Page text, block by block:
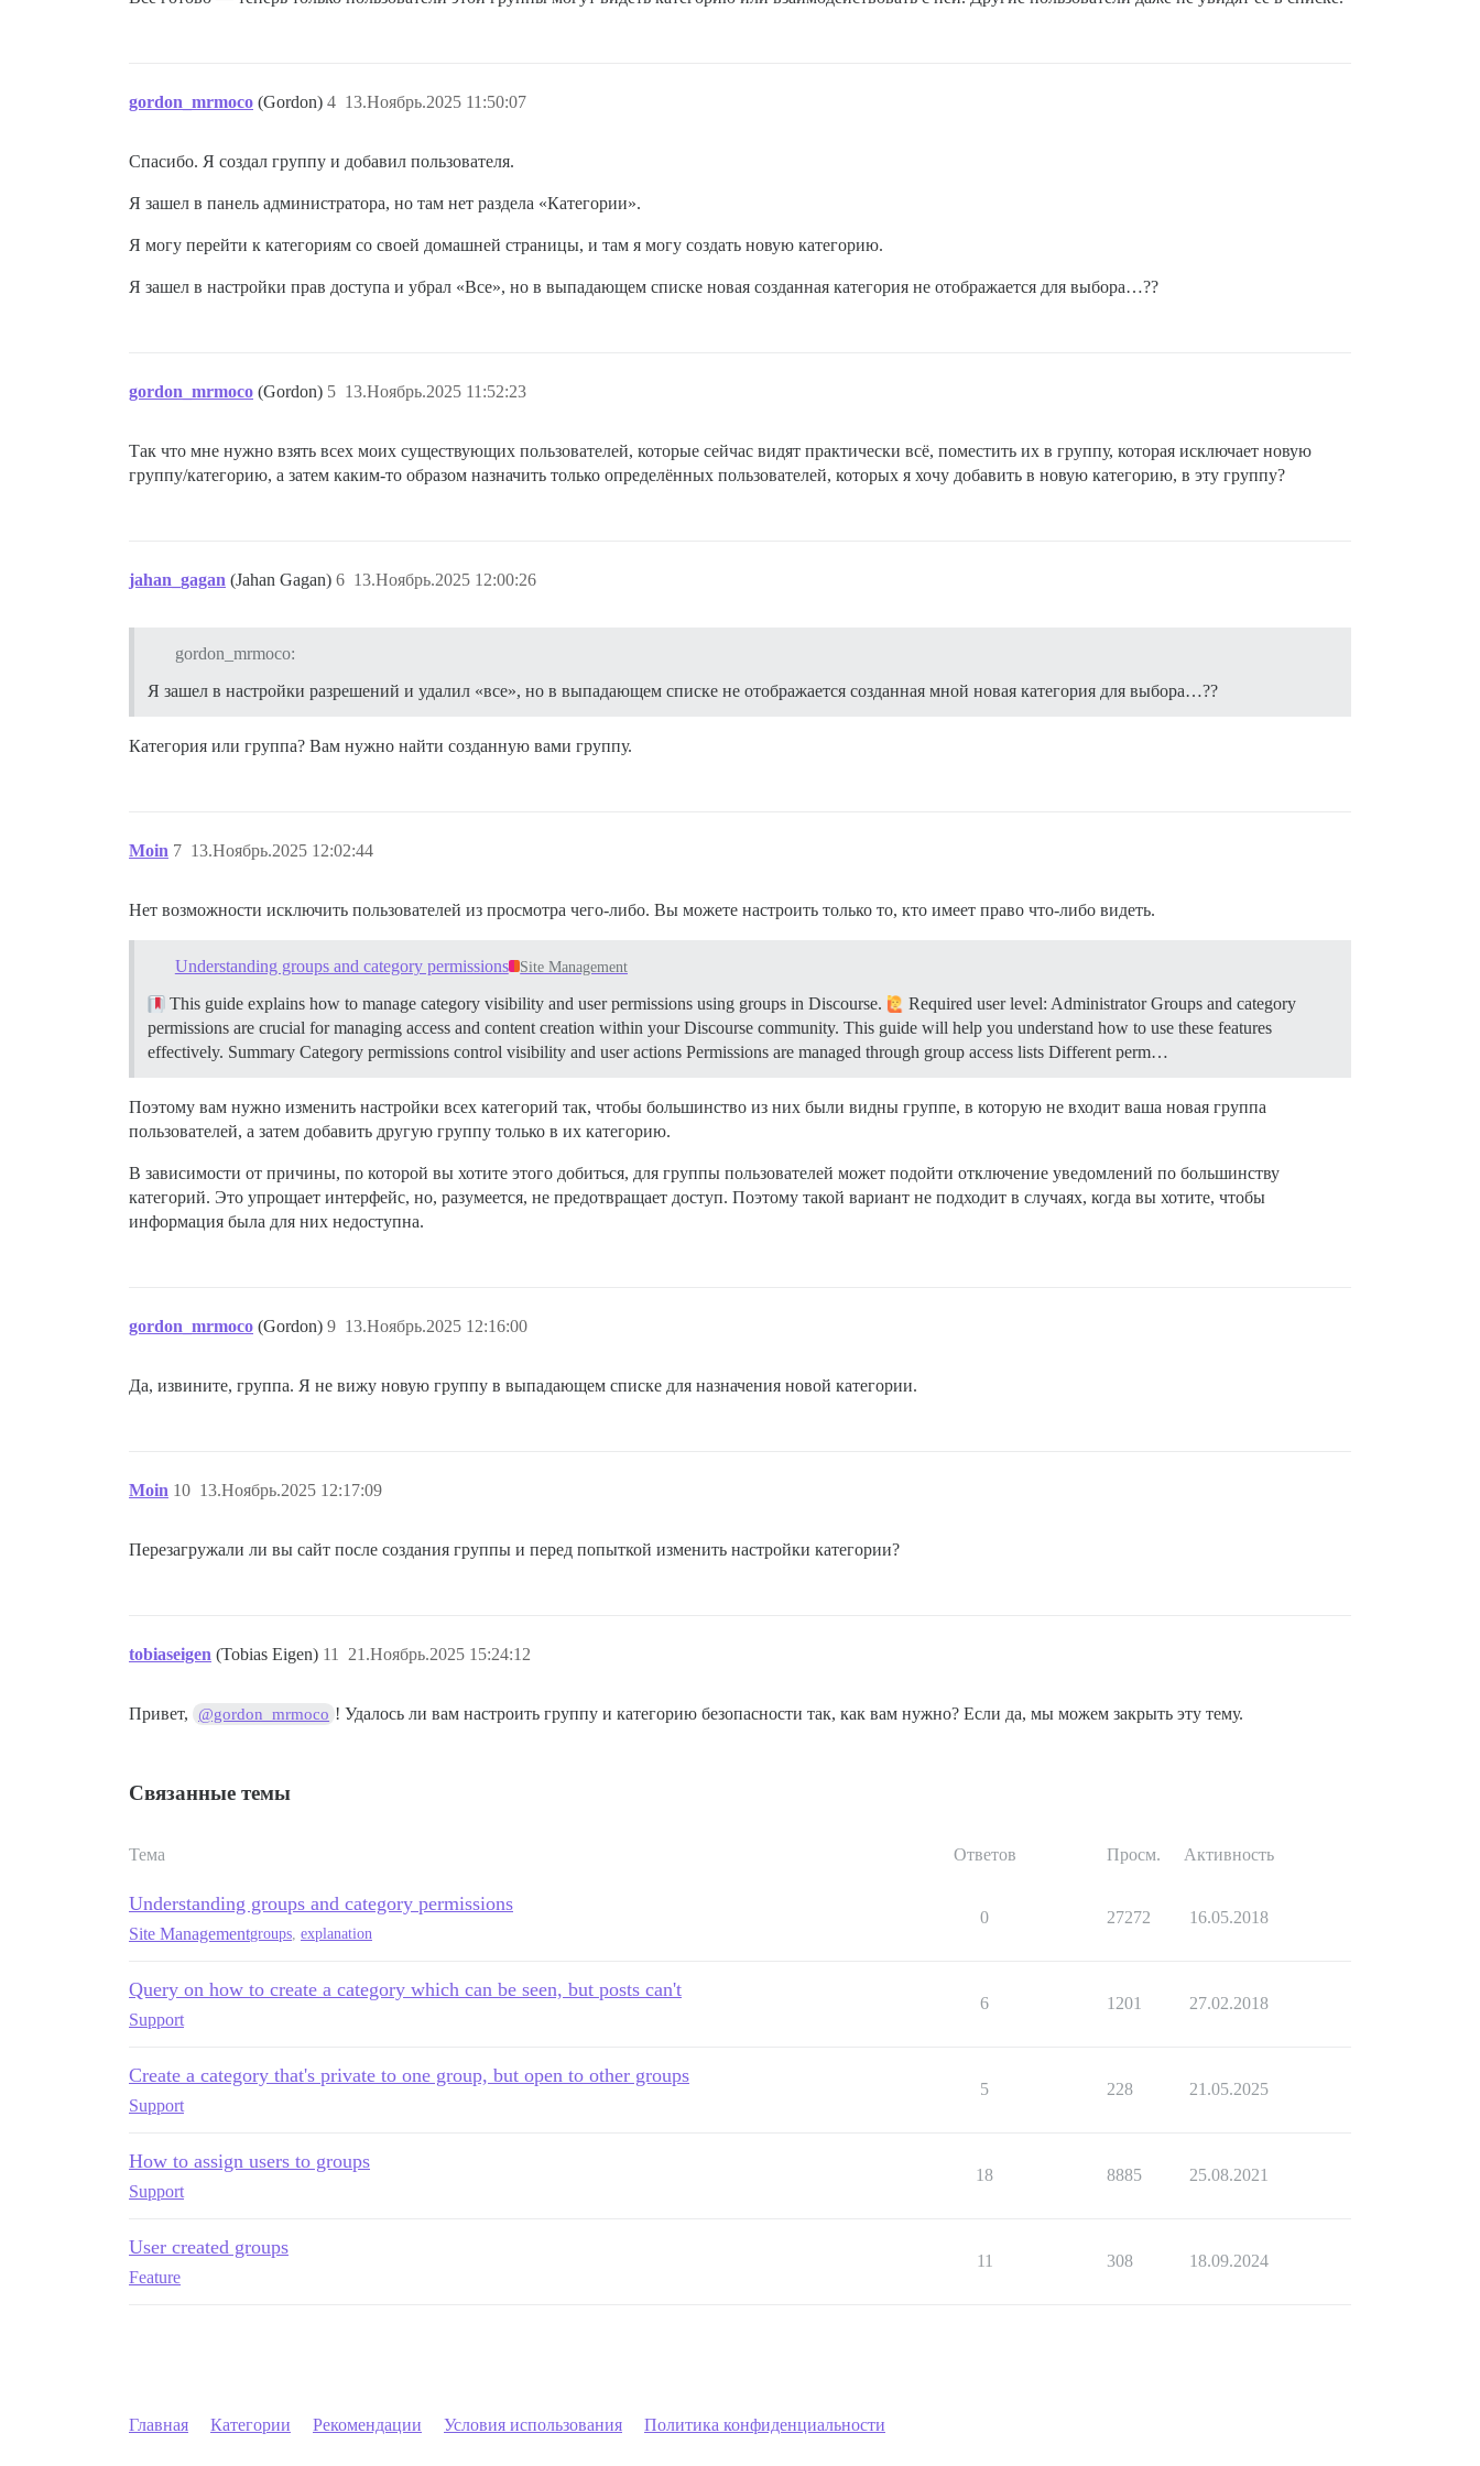
gordon_mrmoco (Gordon) 13.Ноябрь.2025 11:50:07
4
Спасибо. Я создал группу и добавил пользователя.
Я зашел в панель администратора, но там нет раздела «Категории».
Я могу перейти к категориям со своей домашней страницы, и там я могу создать новую категорию.
Я зашел в настройки прав доступа и убрал «Все», но в выпадающем списке новая созданная категория не отображается для выбора…??
gordon_mrmoco (Gordon) 13.Ноябрь.2025 11:52:23
5
Так что мне нужно взять всех моих существующих пользователей, которые сейчас видят практически всё, поместить их в группу, которая исключает новую
группу/категорию, а затем каким-то образом назначить только определённых пользователей, которых я хочу добавить в новую категорию, в эту группу?
jahan_gagan (Jahan Gagan) 13.Ноябрь.2025 12:00:26
6
gordon_mrmoco:
Я зашел в настройки разрешений и удалил «все», но в выпадающем списке не отображается созданная мной новая категория для выбора…??
Категория или группа? Вам нужно найти созданную вами группу.
Moin 13.Ноябрь.2025 12:02:44
7
Нет возможности исключить пользователей из просмотра чего-либо. Вы можете настроить только то, кто имеет право что-либо видеть.
Understanding groups and category permissions Site Management
This guide explains how to manage category visibility and user permissions using groups in Discourse.
Required user level: Administrator Groups and category
permissions are crucial for managing access and content creation within your Discourse community. This guide will help you understand how to use these features
effectively. Summary Category permissions control visibility and user actions Permissions are managed through group access lists Different perm…
Поэтому вам нужно изменить настройки всех категорий так, чтобы большинство из них были видны группе, в которую не входит ваша новая группа
пользователей, а затем добавить другую группу только в их категорию.
В зависимости от причины, по которой вы хотите этого добиться, для группы пользователей может подойти отключение уведомлений по большинству
категорий. Это упрощает интерфейс, но, разумеется, не предотвращает доступ. Поэтому такой вариант не подходит в случаях, когда вы хотите, чтобы
информация была для них недоступна.
gordon_mrmoco (Gordon) 13.Ноябрь.2025 12:16:00
9
Да, извините, группа. Я не вижу новую группу в выпадающем списке для назначения новой категории.
Moin 13.Ноябрь.2025 12:17:09
10
Перезагружали ли вы сайт после создания группы и перед попыткой изменить настройки категории?
tobiaseigen (Tobias Eigen) 21.Ноябрь.2025 15:24:12
11
Привет, @gordon_mrmoco ! Удалось ли вам настроить группу и категорию безопасности так, как вам нужно? Если да, мы можем закрыть эту тему.
Связанные темы
Тема Ответов Просм. Активность
Understanding groups and category permissions
Site Managementgroups, explanation
0 27272 16.05.2018
Query on how to create a category which can be seen, but posts can't
Support
6 1201 27.02.2018
Create a category that's private to one group, but open to other groups
Support
5 228 21.05.2025
How to assign users to groups
Support
18 8885 25.08.2021
User created groups
Feature
11 308 18.09.2024
Главная Категории Рекомендации Условия использования Политика конфиденциальности